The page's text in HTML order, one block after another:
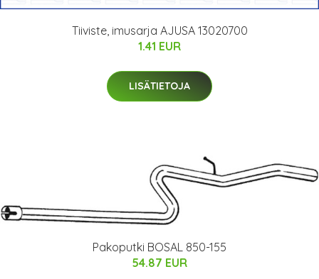
Tiiviste, imusarja AJUSA 13020700
1.41 EUR
LISÄTIETOJA
Pakoputki BOSAL 850-155
54.87 EUR